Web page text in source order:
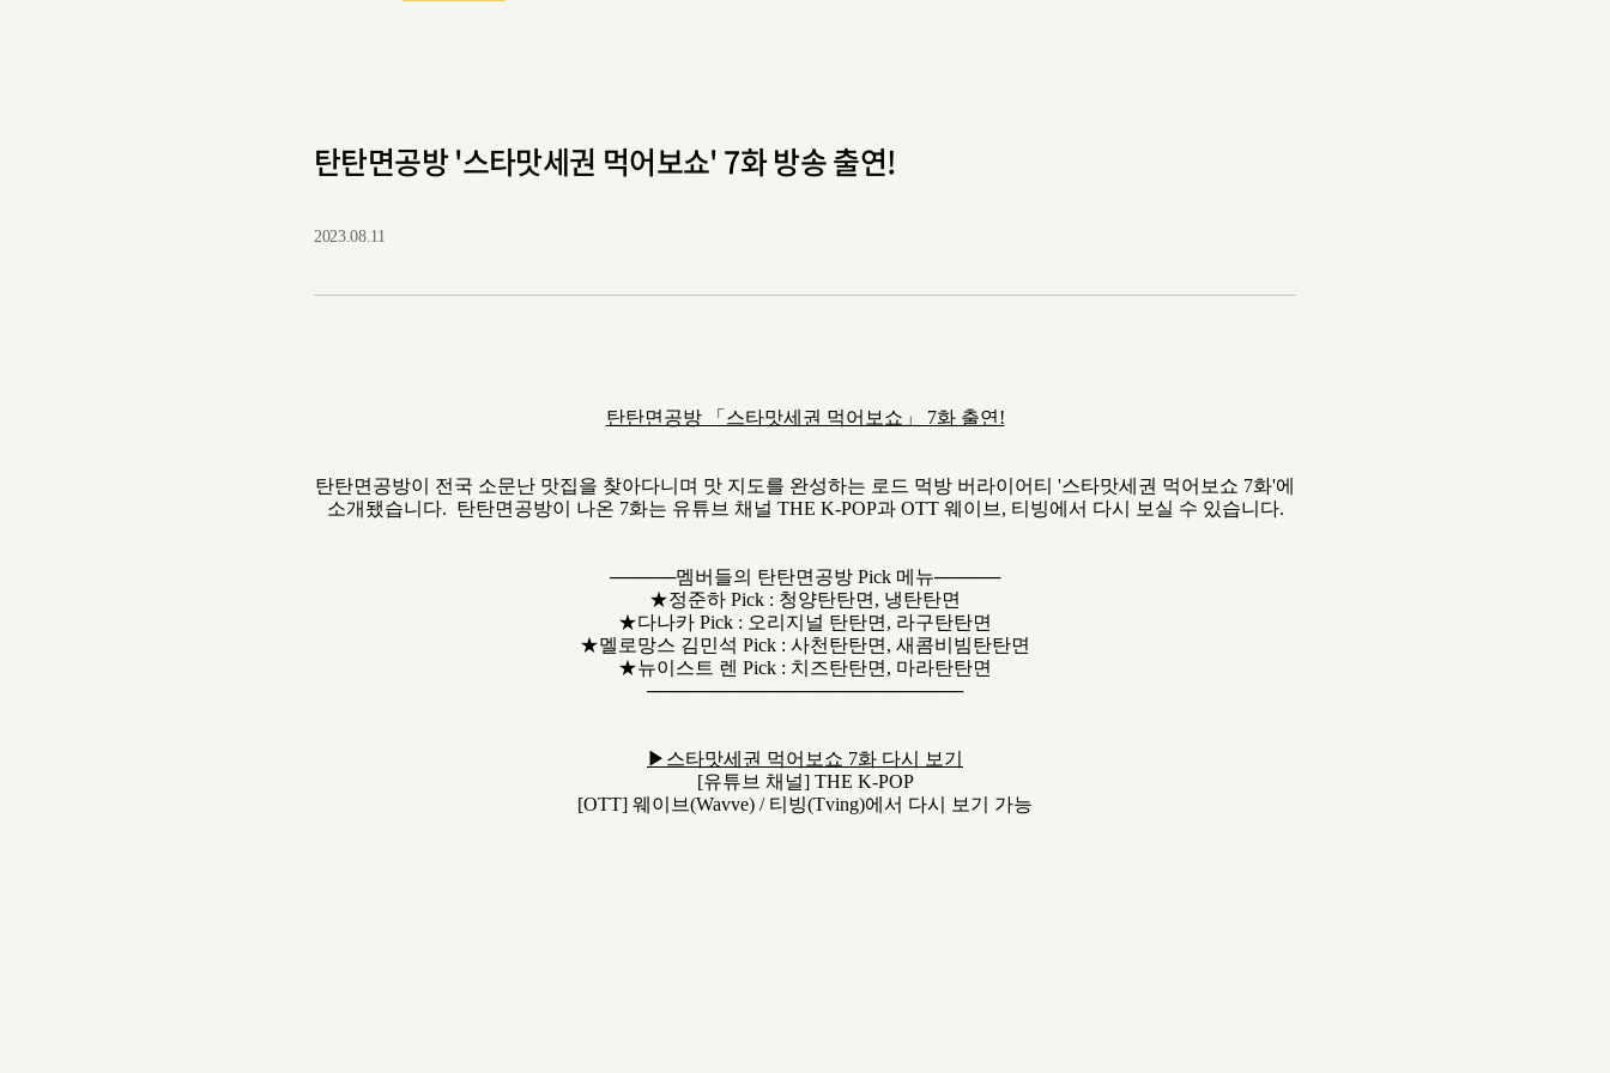
탄탄면공방 '스타맛세권 먹어보쇼' 7화 방송 출연!
2023.08.11
탄탄면공방 「스타맛세권 먹어보쇼」 7화 출연!
탄탄면공방이 전국 소문난 맛집을 찾아다니며 맛 지도를 완성하는 로드 먹방 버라이어티 '스타맛세권 먹어보쇼 7화'에
소개됐습니다. 탄탄면공방이 나온 7화는 유튜브 채널 THE K-POP과 OTT 웨이브, 티빙에서 다시 보실 수 있습니다.
─────멤버들의 탄탄면공방 Pick 메뉴─────
★정준하 Pick : 청양탄탄면, 냉탄탄면
★다나카 Pick : 오리지널 탄탄면, 라구탄탄면
★멜로망스 김민석 Pick : 사천탄탄면, 새콤비빔탄탄면
★뉴이스트 렌 Pick : 치즈탄탄면, 마라탄탄면
────────────────────────
▶스타맛세권 먹어보쇼 7화 다시 보기
[유튜브 채널] THE K-POP
[OTT] 웨이브(Wavve) / 티빙(Tving)에서 다시 보기 가능